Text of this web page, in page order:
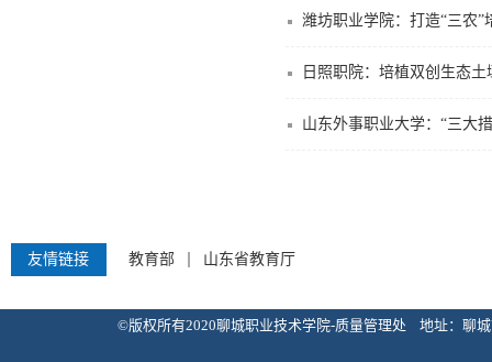
潍坊职业学院：打造“三农
日照职院：培植双创生态
山东外事职业大学：“三大
友情链接 教育部 山东省教育厅
©版权所有2020聊城职业技术学院-质量管理处 地址：聊城市花